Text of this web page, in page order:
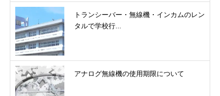
トランシーバー・無線機・インカムのレン
タルで学校行...
アナログ無線機の使用期限について